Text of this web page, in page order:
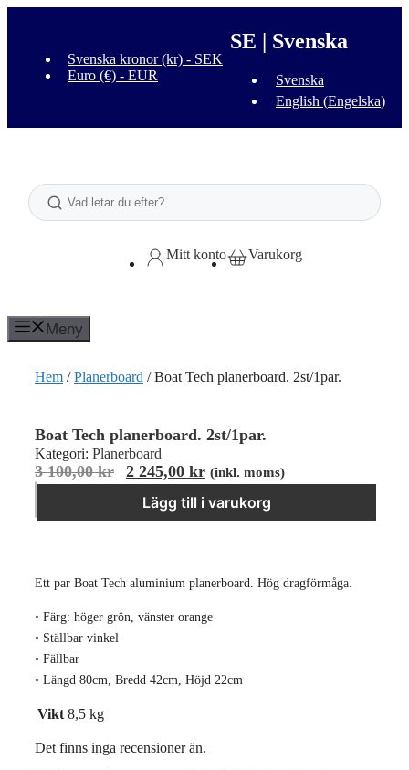
Svenska kronor (kr) - SEK
Euro (€) - EUR
SE | Svenska
Svenska
English (Engelska)
Sök
Mitt konto Varukorg
Meny
Hem /Planerboard / Boat Tech planerboard. 2st/1par.
Boat Tech planerboard. 2st/1par.
3 100,00kr
Det
ursprungliga
priset
2 245,00 krDet
nuvarande
priset
(inkl. moms)
Boat Tech planerboard. 2st/1par. mängd
Lägg till i varukorg
Kategori: Planerboard
Ett par Boat Tech aluminium planerboard. Hög dragförmåga.
• Färg: höger grön, vänster orange
• Ställbar vinkel
• Fällbar
• Längd 80cm, Bredd 42cm, Höjd 22cm
Vikt 8,5 kg
Det finns inga recensioner än.